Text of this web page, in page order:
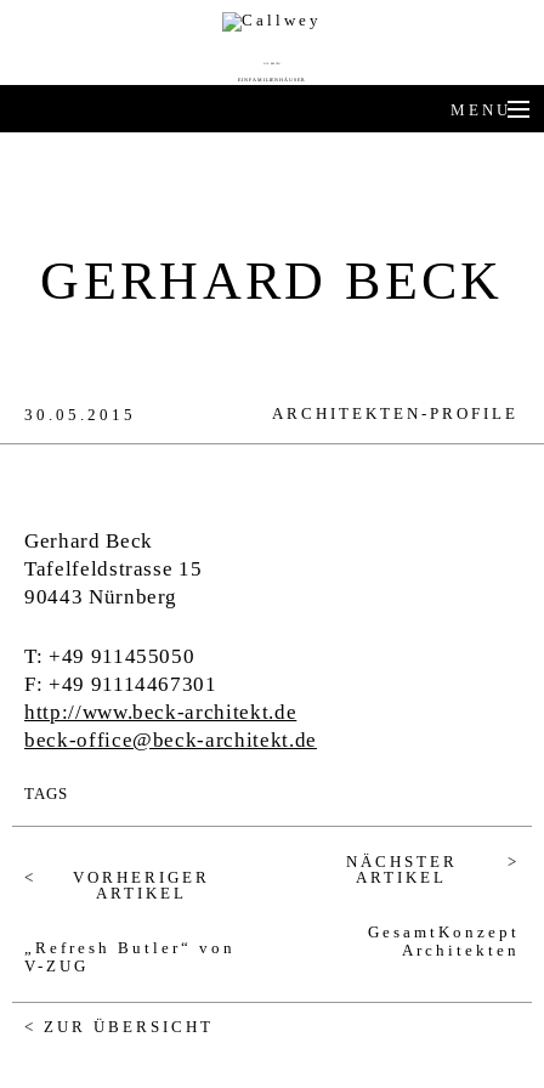
EINFAMILIENHÄUSER
MENU
ARCHITEKTEN-PROFILE
GERHARD BECK
30.05.2015 ARCHITEKTEN-PROFILE
Gerhard Beck
Tafelfeldstrasse 15
90443 Nürnberg
T: +49 911455050
F: +49 91114467301
http://www.beck-architekt.de
beck-office@beck-architekt.de
TAGS
VORHERIGER
ARTIKEL
„Refresh Butler“ von
V-ZUG
NÄCHSTER
ARTIKEL
GesamtKonzept
Architekten
< ZUR ÜBERSICHT